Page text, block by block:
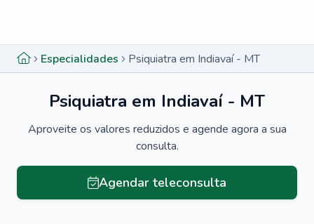
Especialidades Psiquiatra em Indiavaí - MT
Psiquiatra em Indiavaí - MT
Aproveite os valores reduzidos e agende agora a sua
consulta.
Agendar teleconsulta